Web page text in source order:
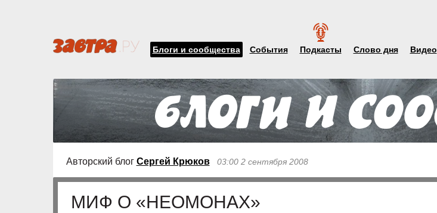
Блоги и сообщества События Подкасты Слово дня Видео
Авторский блог Сергей Крюков 03:00 2 сентября 2008
МИФ О «НЕОМОНАХ»